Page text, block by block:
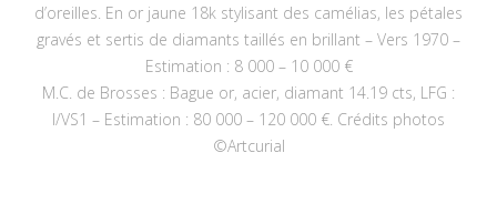
d’oreilles. En or jaune 18k stylisant des camélias, les pétales
gravés et sertis de diamants taillés en brillant – Vers 1970 –
Estimation : 8 000 – 10 000 €
M.C. de Brosses : Bague or, acier, diamant 14.19 cts, LFG :
I/VS1 – Estimation : 80 000 – 120 000 €. Crédits photos
©Artcurial